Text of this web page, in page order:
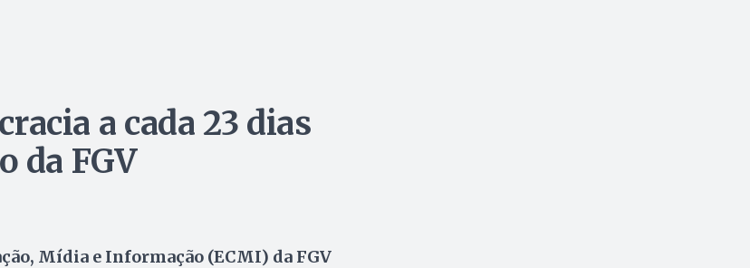
a cada 23 dias
da FGV
Mídia e Informação (ECMI) da FGV